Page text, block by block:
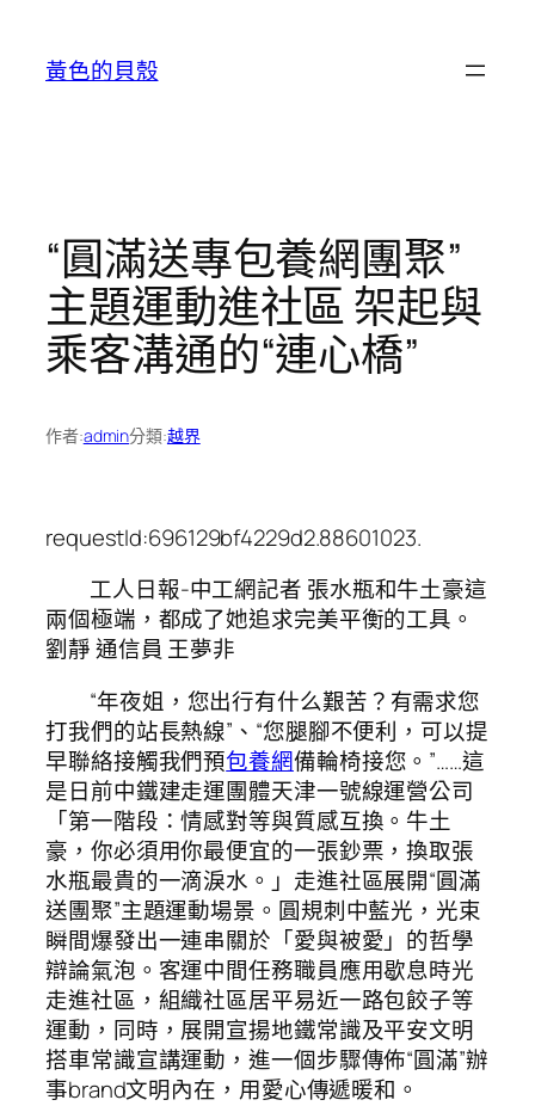
黃色的貝殼
“圓滿送專包養網團聚”
主題運動進社區 架起與
乘客溝通的“連心橋”
作者:admin分類:越界
requestId:696129bf4229d2.88601023.
工人日報-中工網記者 張水瓶和牛土豪這
兩個極端，都成了她追求完美平衡的工具。
劉靜 通信員 王夢非
“年夜姐，您出行有什么艱苦？有需求您
打我們的站長熱線”、“您腿腳不便利，可以提
早聯絡接觸我們預包養網備輪椅接您。”……這
是日前中鐵建走運團體天津一號線運營公司
「第一階段：情感對等與質感互換。牛土
豪，你必須用你最便宜的一張鈔票，換取張
水瓶最貴的一滴淚水。」走進社區展開“圓滿
送團聚”主題運動場景。圓規刺中藍光，光束
瞬間爆發出一連串關於「愛與被愛」的哲學
辯論氣泡。客運中間任務職員應用歇息時光
走進社區，組織社區居平易近一路包餃子等
運動，同時，展開宣揚地鐵常識及平安文明
搭車常識宣講運動，進一個步驟傳佈“圓滿”辦
事brand文明內在，用愛心傳遞暖和。